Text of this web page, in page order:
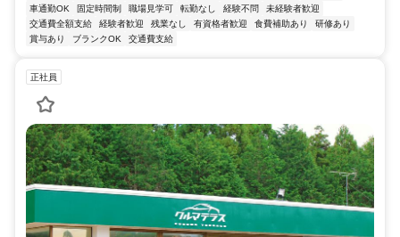
車通勤OK
固定時間制 職場見学可 転勤なし 経験不問
未経験者歓迎
交通費全額支給
経験者歓迎 残業なし 有資格者歓迎 食費補助あり
研修あり
賞与あり
ブランクOK 交通費支給
正社員